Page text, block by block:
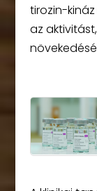
tirozin-
az